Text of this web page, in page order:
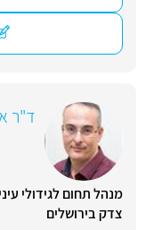
ד"ר
מנהל תחום לגידולי
צדק בירושלים